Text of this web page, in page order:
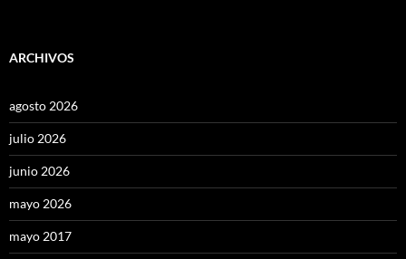
ARCHIVOS
agosto 2026
julio 2026
junio 2026
mayo 2026
mayo 2017